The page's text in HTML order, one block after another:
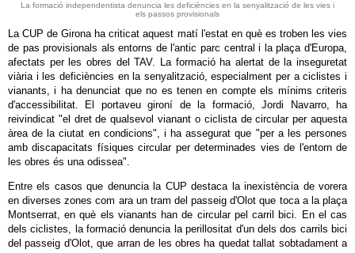
La formació independentista denuncia les deficiències en la senyalització de les vies i
els passos provisionals
La CUP de Girona ha criticat aquest matí l'estat en què es troben les vies
de pas provisionals als entorns de l'antic parc central i la plaça d'Europa,
afectats per les obres del TAV. La formació ha alertat de la inseguretat
viària i les deficiències en la senyalització, especialment per a ciclistes i
vianants, i ha denunciat que no es tenen en compte els mínims criteris
d'accessibilitat. El portaveu gironí de la formació, Jordi Navarro, ha
reivindicat "el dret de qualsevol vianant o ciclista de circular per aquesta
àrea de la ciutat en condicions", i ha assegurat que "per a les persones
amb discapacitats físiques circular per determinades vies de l'entorn de
les obres és una odissea".
Entre els casos que denuncia la CUP destaca la inexistència de vorera
en diverses zones com ara un tram del passeig d'Olot que toca a la plaça
Montserrat, en què els vianants han de circular pel carril bici. En el cas
dels ciclistes, la formació denuncia la perillositat d'un dels dos carrils bici
del passeig d'Olot, que arran de les obres ha quedat tallat sobtadament a